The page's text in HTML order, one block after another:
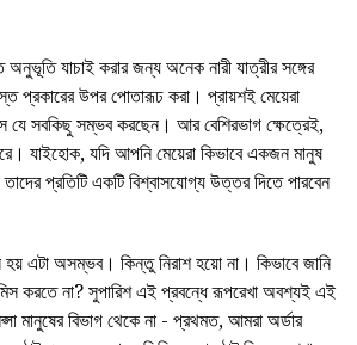
অনুভূতি যাচাই করার জন্য অনেক নারী যাত্রীর সঙ্গের
প্রকারের উপর পোতারূঢ করা। প্রায়শই মেয়েরা
যে সবকিছু সম্ভব করছেন। আর বেশিরভাগ ক্ষেত্রেই,
যাইহোক, যদি আপনি মেয়েরা কিভাবে একজন মানুষ
প্রতিটি একটি বিশ্বাসযোগ্য উত্তর দিতে পারবেন
এটা অসম্ভব। কিন্তু নিরাশ হয়ো না। কিভাবে জানি
করতে না? সুপারিশ এই প্রবন্ধে রূপরেখা অবশ্যই এই
মানুষের বিভাগ থেকে না - প্রথমত, আমরা অর্ডার